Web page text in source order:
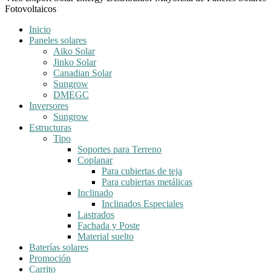
Fotovoltaicos
Toggle
navigation
Inicio
Paneles solares
Aiko Solar
Jinko Solar
Canadian Solar
Sungrow
DMEGC
Inversores
Sungrow
Estructuras
Tipo
Soportes para Terreno
Coplanar
Para cubiertas de teja
Para cubiertas metálicas
Inclinado
Inclinados Especiales
Lastrados
Fachada y Poste
Material suelto
Baterías solares
Promoción
Carrito